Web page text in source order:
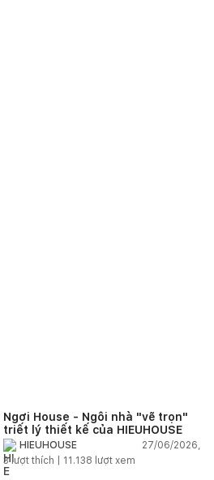
Ngơi House - Ngôi nhà "vẽ trọn"
triết lý thiết kế của HIEUHOUSE
HIEUHOUSE
27/06/2026,
3lượt thích | 11.138 lượt xem